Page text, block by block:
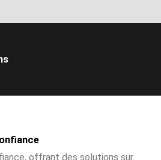
offrant des solutions sur